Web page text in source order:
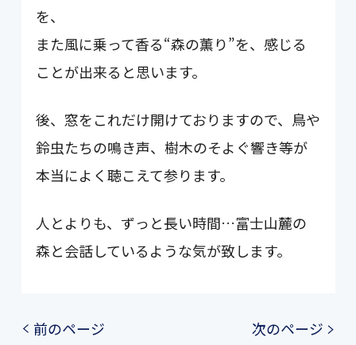
を、
また風に乗って香る“森の薫り”を、感じる
ことが出来ると思います。
後、窓をこれだけ開けておりますので、鳥や
鈴虫たちの鳴き声、樹木のそよぐ響き等が
本当によく聴こえて参ります。
人とよりも、ずっと長い時間…富士山麓の
森と会話しているような気が致します。
前のページ 次のページ